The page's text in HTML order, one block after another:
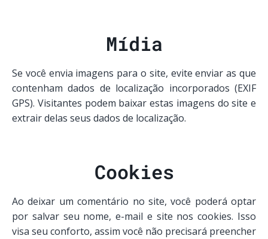
Mídia
Se você envia imagens para o site, evite enviar as que
contenham dados de localização incorporados (EXIF
GPS). Visitantes podem baixar estas imagens do site e
extrair delas seus dados de localização.
Cookies
Ao deixar um comentário no site, você poderá optar
por salvar seu nome, e-mail e site nos cookies. Isso
visa seu conforto, assim você não precisará preencher